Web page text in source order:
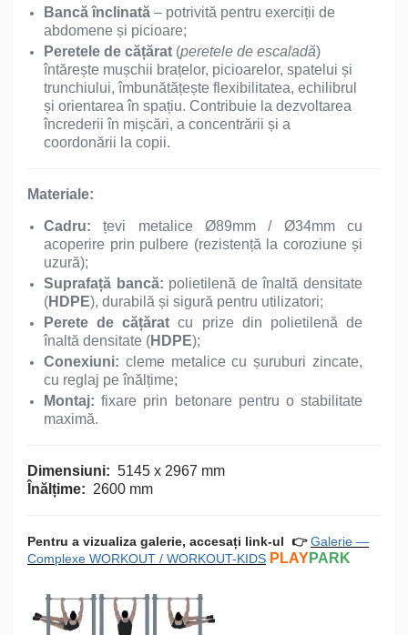
Bancă înclinată – potrivită pentru exerciții de
abdomene și picioare;
Peretele de cățărat (peretele de escaladă)
întărește mușchii brațelor, picioarelor, spatelui și
trunchiului, îmbunătățește flexibilitatea, echilibrul
și orientarea în spațiu. Contribuie la dezvoltarea
încrederii în mișcări, a concentrării și a
coordonării la copii.
Materiale:
Cadru:țevi metalice Ø89mm / Ø34mm cu
acoperire prin pulbere (rezistență la coroziune și
uzură);
Suprafață bancă: polietilenă de înaltă densitate
(HDPE), durabilă și sigură pentru utilizatori;
Perete de cățăratcu prize din polietilenă de
înaltă densitate (HDPE);
Conexiuni: cleme metalice cu șuruburi zincate,
cu reglaj pe înălțime;
Montaj:fixare prin betonare pentru o stabilitate
maximă.
Dimensiuni: 5145 x 2967 mm
Înălțime: 2600 mm
Pentru a vizualiza galerie, accesați link-ul 👉Galerie —
Complexe WORKOUT / WORKOUT-KIDS PLAYPARK